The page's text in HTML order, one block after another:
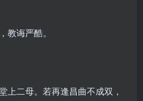
教诲严酷。
上二母。若再逢昌曲不成双，